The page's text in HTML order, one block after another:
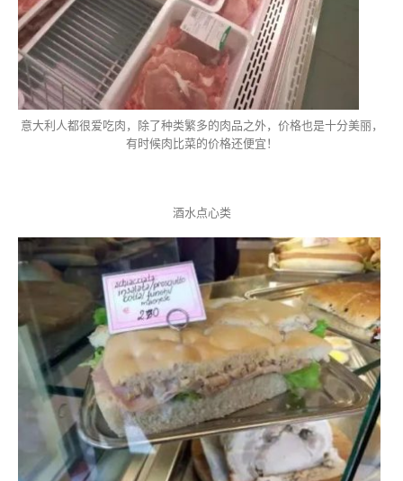
意大利人都很爱吃肉，除了种类繁多的肉品之外，价格也是十分美丽，
有时候肉比菜的价格还便宜！
酒水点心类